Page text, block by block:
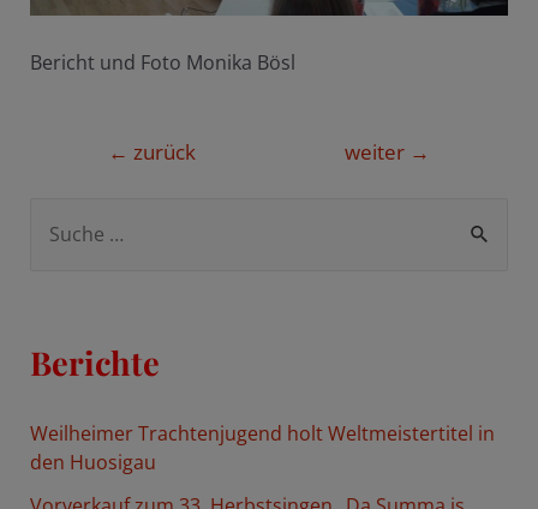
Bericht und Foto Monika Bösl
Beitragsnavigation
← zurück weiter →
e
n
Berichte
Weilheimer Trachtenjugend holt Weltmeistertitel in
den Huosigau